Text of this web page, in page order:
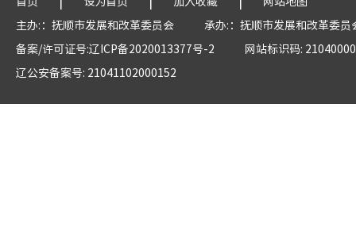
主办:：抚顺市发展和改革委员会
承办:：抚顺市发展和改革委员
备案/许可证号:辽ICP备2020013377号-2
网站标识码:
辽公安备案号: 21041102000152